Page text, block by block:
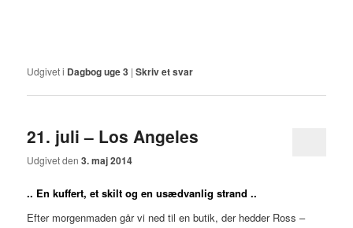
Udgivet i Dagbog uge 3 |Skriv et svar
21. juli – Los Angeles
Udgivet den3. maj 2014
.. En kuffert, et skilt og en usædvanlig strand ..
Efter morgenmaden går vi ned til en butik, der hedder Ross –